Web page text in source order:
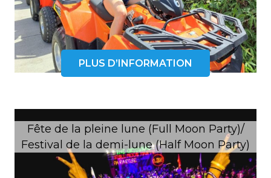
PLUS D’INFORMATION
Fête de la pleine lune (Full Moon Party)/
Festival de la demi-lune (Half Moon Party)